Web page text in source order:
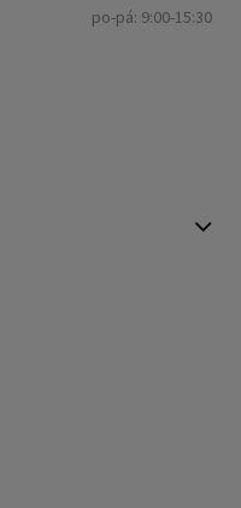
po-pá: 9:00-15:30